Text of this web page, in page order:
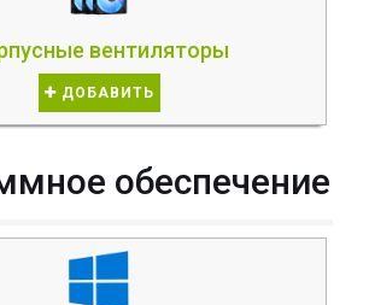
вентиляторы
ДОБАВИТЬ
обеспечение